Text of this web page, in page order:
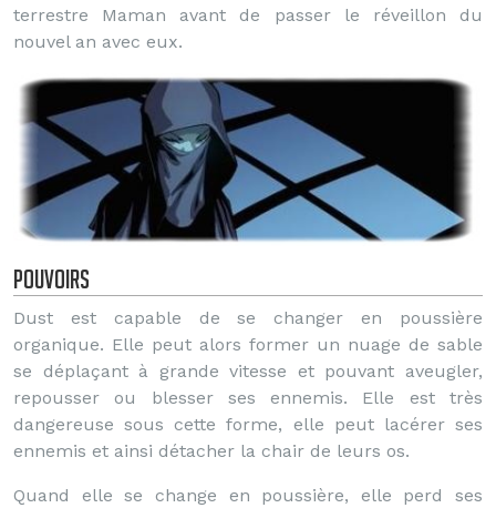
terrestre Maman avant de passer le réveillon du
nouvel an avec eux.
Pouvoirs
Dust est capable de se changer en poussière
organique. Elle peut alors former un nuage de sable
se déplaçant à grande vitesse et pouvant aveugler,
repousser ou blesser ses ennemis. Elle est très
dangereuse sous cette forme, elle peut lacérer ses
ennemis et ainsi détacher la chair de leurs os.
Quand elle se change en poussière, elle perd ses